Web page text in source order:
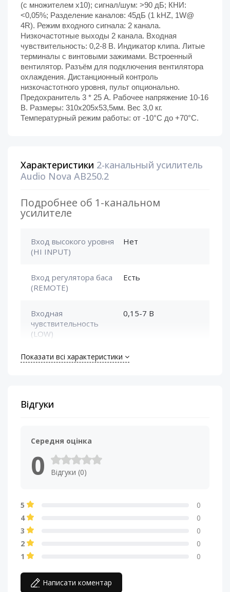
(с множителем х10); сигнал/шум: >90 дБ; КНИ:
<0,05%; Разделение каналов: 45дБ (1 kHZ, 1W@
4R). Режим входного сигнала: 2 канала.
Низкочастотные выходы 2 канала. Входная
чувствительность: 0,2-8 В. Индикатор клипа. Литые
терминалы с винтовыми зажимами. Встроенный
вентилятор. Разъём для подключения вентилятора
охлаждения. Дистанционный контроль
низкочастотного уровня, пульт опционально.
Предохранитель 3 * 25 А. Рабочее напряжение 10-16
В. Размеры: 310x205x53,5мм. Вес 3,0 кг.
Температурный режим работы: от -10°С до +70°С.
Характеристики 2-канальный усилитель
Audio Nova AB250.2
Подробнее об 1-канальном
усилителе
Вход высокого уровня
(HI INPUT)
Нет
Вход регулятора баса
(REMOTE)
Есть
Входная
чувствительность
(LOW)
0,15-7 В
Диапазон частот 20 ~ 20000 Гц
Коэффициент
Крутизна среза
Минимальная
Множитель
регулировки HPF
Множитель
Показати всі характеристики
Відгуки
Середня оцінка
0 Відгуки (0)
5
0
4
0
3
0
2
0
1
0
Написати коментар